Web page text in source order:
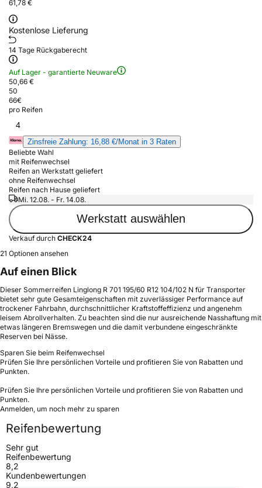
61,78 €
Kostenlose Lieferung
14 Tage Rückgaberecht
Auf Lager - garantierte Neuware
50,66 €
50
66€
pro Reifen
4
Zinsfreie Zahlung: 16,88 €/Monat in 3 Raten
Beliebte Wahl
mit Reifenwechsel
Reifen an Werkstatt geliefert
ohne Reifenwechsel
Reifen nach Hause geliefert
Mi. 12.08. - Fr. 14.08.
Werkstatt auswählen
Verkauf durch CHECK24
21 Optionen ansehen
Auf einen Blick
Dieser Sommerreifen Linglong R 701 195/60 R12 104/102 N für Transporter
bietet sehr gute Gesamteigenschaften mit zuverlässiger Performance auf
trockener Fahrbahn, durchschnittlicher Kraftstoffeffizienz und angenehm
leisem Abrollverhalten. Zu beachten sind die nur ausreichende Nasshaftung mit
etwas längeren Bremswegen und die damit verbundene eingeschränkte
Reserven bei Nässe.
Sparen Sie beim Reifenwechsel
Prüfen Sie Ihre persönlichen Vorteile und profitieren Sie von Rabatten und
Punkten.
Prüfen Sie Ihre persönlichen Vorteile und profitieren Sie von Rabatten und
Punkten.
Anmelden, um noch mehr zu sparen
Reifenbewertung
Sehr gut
Reifenbewertung
8,2
Kundenbewertungen
9,2